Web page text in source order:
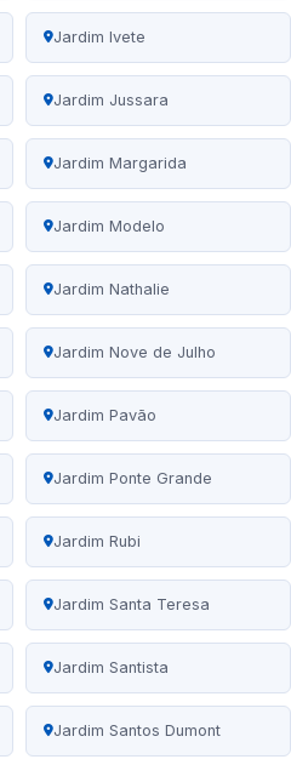
Jardim Ivete
Jardim Jussara
Jardim Margarida
Jardim Modelo
Jardim Nathalie
Jardim Nove de Julho
Jardim Pavão
Jardim Ponte Grande
Jardim Rubi
Jardim Santa Teresa
Jardim Santista
Jardim Santos Dumont